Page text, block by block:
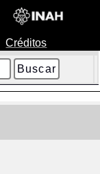
Créditos